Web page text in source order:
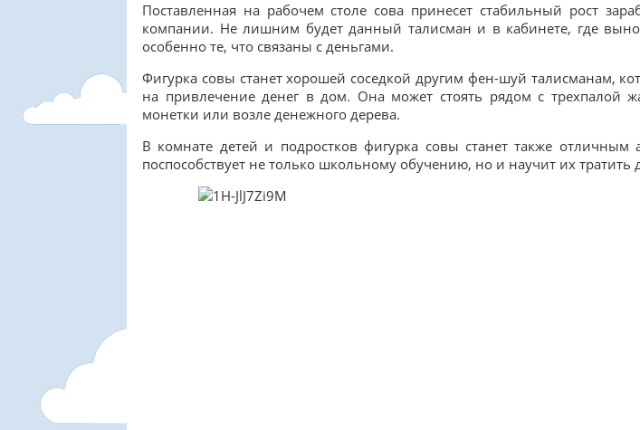
Поставленная на рабочем столе сова принесет стабильный рост
компании. Не лишним будет данный талисман и в кабинете, где
особенно те, что связаны с деньгами.
Фигурка совы станет хорошей соседкой другим фен-шуй талисманам,
на привлечение денег в дом. Она может стоять рядом с трехпалой
монетки или возле денежного дерева.
В комнате детей и подростков фигурка совы станет также отличным
поспособствует не только школьному обучению, но и научит их тратить